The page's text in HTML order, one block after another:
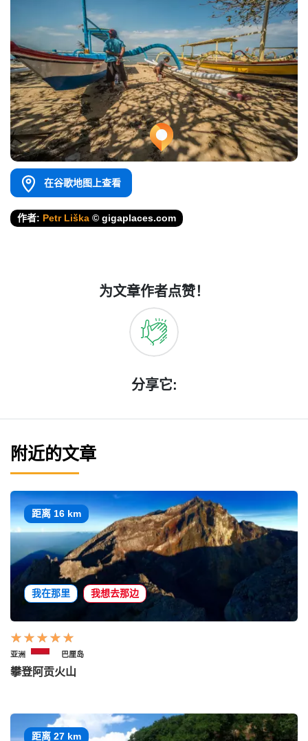
在谷歌地图上查看
作者: Petr Liška © gigaplaces.com
为文章作者点赞！
分享它:
附近的文章
距离 16 km
我在那里 我想去那边
亚洲 巴厘岛
攀登阿贡火山
距离 27 km